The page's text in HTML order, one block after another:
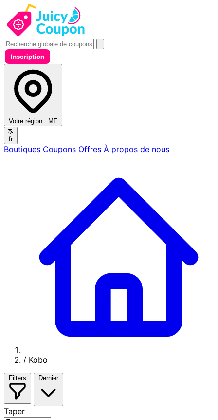
Inscription
Votre région : MF
fr
Boutiques Coupons Offres À propos de nous
/ Kobo
Filters Dernier
Taper